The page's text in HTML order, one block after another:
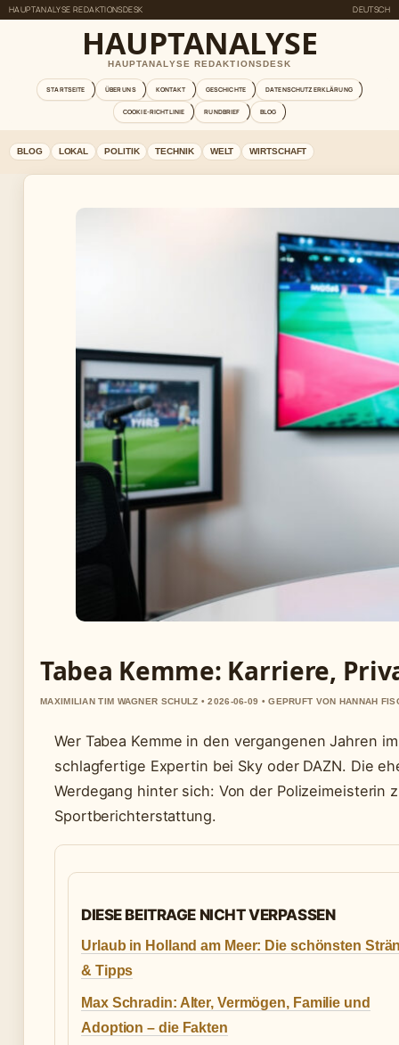
HAUPTANALYSE REDAKTIONSDESK DEUTSCH
HAUPTANALYSE
HAUPTANALYSE REDAKTIONSDESK
STARTSEITE ÜBER UNS KONTAKT GESCHICHTE DATENSCHUTZERKLÄRUNG
COOKIE-RICHTLINIE RUNDBRIEF BLOG
BLOG LOKAL POLITIK TECHNIK WELT WIRTSCHAFT
Tabea Kemme: Karriere,
MAXIMILIAN TIM WAGNER SCHULZ • 2026-06-09 • GEPRUFT VON HANNAH
Wer Tabea Kemme in den vergangenen Jahren
schlagfertige Expertin bei Sky oder DAZN. Die
Werdegang hinter sich: Von der Polizeimeisterin
Sportberichterstattung.
DIESE BEITRAGE NICHT VERPASSEN
Urlaub in Holland am Meer: Die schönsten
& Tipps
Max Schradin: Alter, Vermögen, Familie und
Adoption – die Fakten